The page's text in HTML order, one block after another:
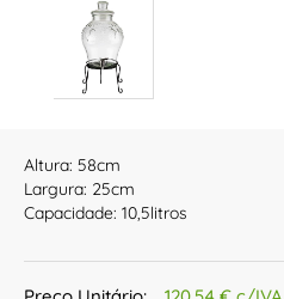
Altura: 58cm
Largura: 25cm
Capacidade: 10,5litros